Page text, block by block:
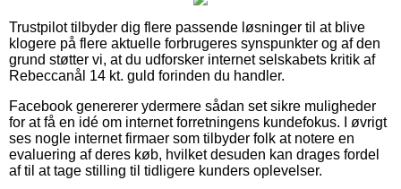
Trustpilot tilbyder dig flere passende løsninger til at blive
klogere på flere aktuelle forbrugeres synspunkter og af den
grund støtter vi, at du udforsker internet selskabets kritik af
Rebeccanål 14 kt. guld forinden du handler.
Facebook genererer ydermere sådan set sikre muligheder
for at få en idé om internet forretningens kundefokus. I øvrigt
ses nogle internet firmaer som tilbyder folk at notere en
evaluering af deres køb, hvilket desuden kan drages fordel
af til at tage stilling til tidligere kunders oplevelser.